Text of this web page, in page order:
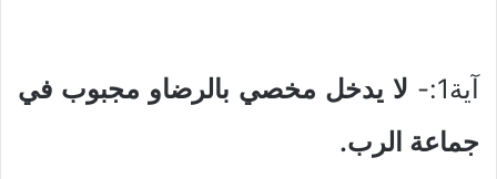
آية1:-
لا يدخل مخصي بالرضاو مجبوب في
جماعة الرب.